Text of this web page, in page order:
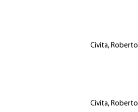
Civita, Roberto
Civita, Roberto